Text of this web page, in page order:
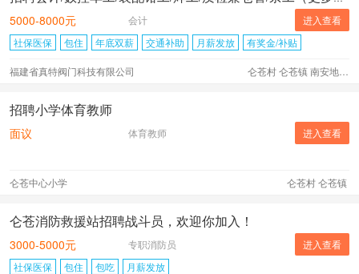
5000-8000元
会计
社保医保
包住 年底双薪 交通补助 月薪发放 有奖金/补贴
福建省真特阀门科技有限公司 仑苍村 仑苍镇 南安地区
进入查看
招聘小学体育教师
面议 体育教师
仑苍中心小学 仑苍村 仑苍镇
进入查看
仑苍消防救援站招聘战斗员，欢迎你加入！
3000-5000元
专职消防员
社保医保
包住 包吃 月薪发放
进入查看